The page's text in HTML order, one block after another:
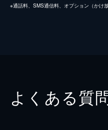
※通話料、SMS通信料、オプション（かけ
よくある質